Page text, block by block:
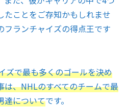
たことをご存知かもしれませ
フランチャイズの得点王です
ズで最も多くのゴールを決め
、NHLのすべてのチームで最
達についてです。